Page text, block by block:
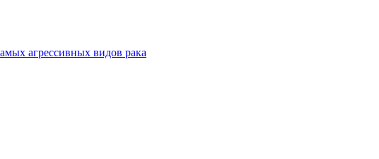
агрессивных видов рака